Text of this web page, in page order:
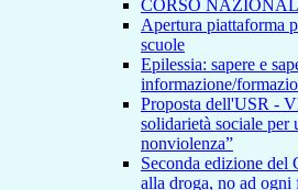
CORSO
Apertura piattaforma
scuole
Epilessia: sapere e
informazione/
Proposta dell'USR -
solidarietà sociale per
nonviolenza”
Seconda edizione del
alla droga, no ad ogni